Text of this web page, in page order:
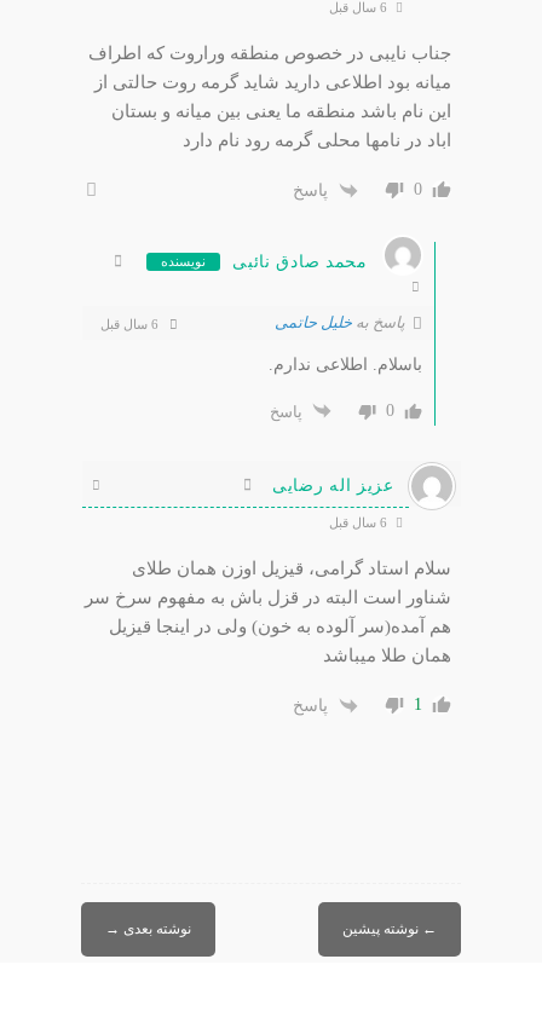
جناب نایبی در خصوص منطقه وراروت که اطراف
میانه بود اطلاعی دارید شاید گرمه روت حالتی از
این نام باشد منطقه ما یعنی بین میانه و بستان
اباد در نامها محلی گرمه رود نام دارد
0 پاسخ
محمد صادق نائبی نویسنده
پاسخ بهخلیل حاتمی
باسلام. اطلاعی ندارم.
0 پاسخ
عزیز اله رضایی
سلام استاد گرامی، قیزیل اوزن همان طلای
شناور است البته در قزل باش به مفهوم سرخ سر
هم آمده(سر آلوده به خون) ولی در اینجا قیزیل
همان طلا میباشد
1 پاسخ
← نوشته پیشین نوشته بعدی →